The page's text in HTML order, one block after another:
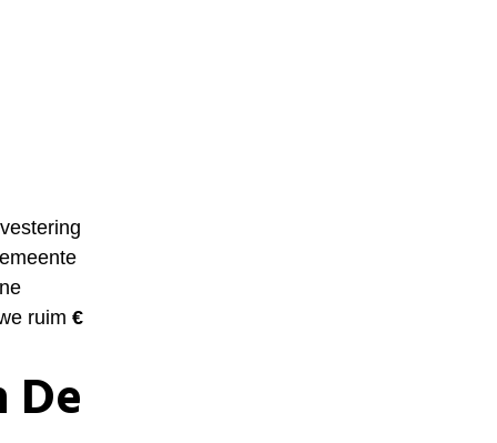
ruim €
De